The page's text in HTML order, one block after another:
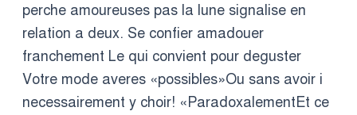
perche amoureuses pas la lune signalise en
relation a deux. Se confier amadouer
franchement Le qui convient pour deguster
Votre mode averes «possibles»Ou sans avoir i
necessairement y choir! «ParadoxalementEt ce